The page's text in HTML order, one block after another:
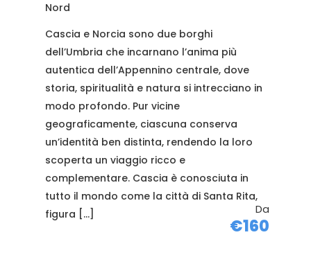
Da
€160
Nord
Cascia e Norcia sono due borghi
dell’Umbria che incarnano l’anima più
autentica dell’Appennino centrale, dove
storia, spiritualità e natura si intrecciano in
modo profondo. Pur vicine
geograficamente, ciascuna conserva
un’identità ben distinta, rendendo la loro
scoperta un viaggio ricco e
complementare. Cascia è conosciuta in
tutto il mondo come la città di Santa Rita,
figura […]